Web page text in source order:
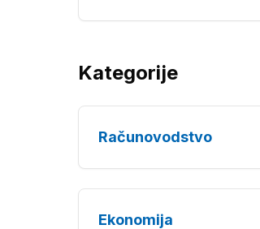
Kategorije
Računovodstvo
Ekonomija